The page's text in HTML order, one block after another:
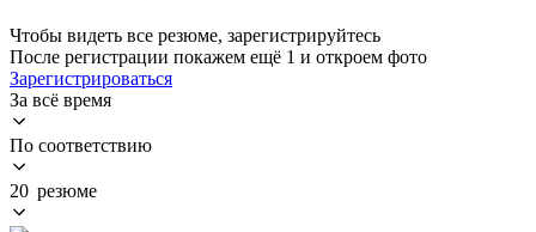
Чтобы видеть все резюме, зарегистрируйтесь
После регистрации покажем ещё 1 и откроем фото
Зарегистрироваться
За всё время
По соответствию
20 резюме